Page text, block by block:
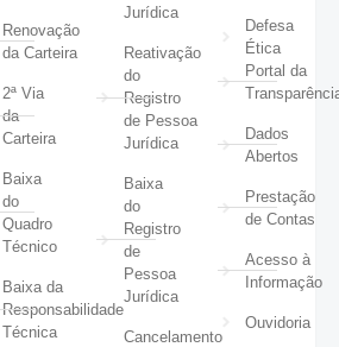
Renovação
da Carteira
2ª Via
da
Carteira
Baixa
do
Quadro
Técnico
Baixa da
Responsabilidade
Técnica
Jurídica
Reativação
do
Registro
de Pessoa
Jurídica
Baixa
do
Registro
de
Pessoa
Jurídica
Cancelamento
Defesa
Ética
Portal da
Dados
Abertos
Prestação
de Contas
Acesso à
Informação
Ouvidoria